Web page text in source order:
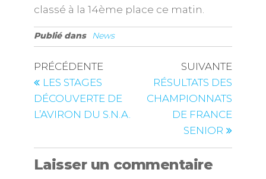
classé à la 14ème place ce matin.
Publié dans News
PRÉCÉDENTE
LES STAGES
DÉCOUVERTE DE
L’AVIRON DU S.N.A.
SUIVANTE
RÉSULTATS DES
CHAMPIONNATS
DE FRANCE
SENIOR
Laisser un commentaire